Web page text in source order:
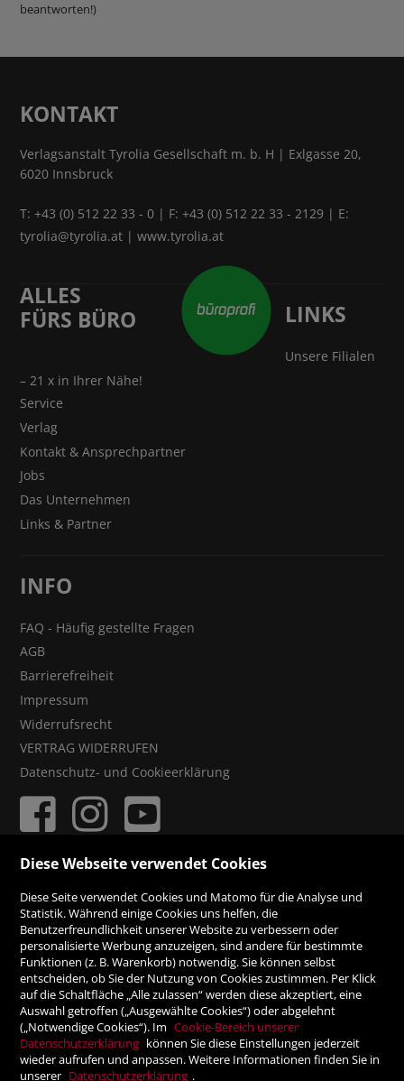
beantworten!)
KONTAKT
Verlagsanstalt Tyrolia Gesellschaft m. b. H | Exlgasse 20,
6020 Innsbruck
T:+43 (0) 512 22 33 - 0 | F: +43 (0) 512 22 33 - 2129 | E:
tyrolia@tyrolia.at |www.tyrolia.at
ALLES
FÜRS BÜRO
LINKS
Unsere Filialen
– 21 x in Ihrer Nähe!
Service
Verlag
Kontakt & Ansprechpartner
Jobs
Das Unternehmen
Links & Partner
INFO
FAQ - Häufig gestellte Fragen
AGB
Barrierefreiheit
Impressum
Widerrufsrecht
VERTRAG WIDERRUFEN
Datenschutz- und Cookieerklärung
Rechnung
Vorauskasse
SICHER ONLINE SHOPPEN!
Diese Webseite verwendet Cookies
Diese Seite verwendet Cookies und Matomo für die Analyse und
Statistik. Während einige Cookies uns helfen, die
Benutzerfreundlichkeit unserer Website zu verbessern oder
personalisierte Werbung anzuzeigen, sind andere für bestimmte
Funktionen (z. B. Warenkorb) notwendig. Sie können selbst
entscheiden, ob Sie der Nutzung von Cookies zustimmen. Per Klick
auf die Schaltfläche „Alle zulassen“ werden diese akzeptiert, eine
Auswahl getroffen („Ausgewählte Cookies“) oder abgelehnt
(„Notwendige Cookies“). Im Cookie-Bereich unserer
Datenschutzerklärung können Sie diese Einstellungen jederzeit
wieder aufrufen und anpassen. Weitere Informationen finden Sie in
unserer Datenschutzerklärung .